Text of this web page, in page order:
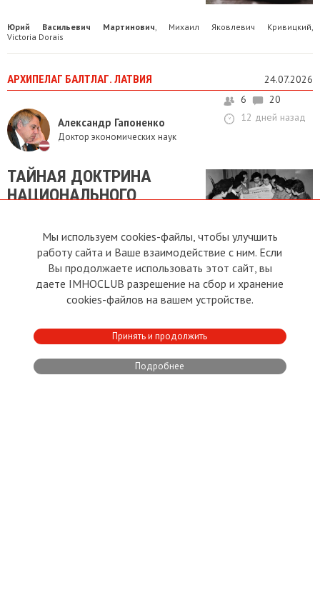
Юрий Васильевич Мартинович, Михаил Яковлевич Кривицкий,
Victoria Dorais
АРХИПЕЛАГ БАЛТЛАГ. ЛАТВИЯ 24.07.2026
Александр Гапоненко
Доктор экономических наук
6
20
12 дней назад
ТАЙНАЯ ДОКТРИНА
НАЦИОНАЛЬНОГО
Постсоветских стран
Леонид Радченко Сергей Леонидов , Владимир Иванов
Ярослав
Александрович Русаков,Kęstutis Čeponis,Victoria Dorais
Тени Прибалтики
3
8
Мы используем cookies-файлы, чтобы улучшить
работу сайта и Ваше взаимодействие с ним. Если
Вы продолжаете использовать этот сайт, вы
даете IMHOCLUB разрешение на сбор и хранение
cookies-файлов на вашем устройстве.
Принять и продолжить
Подробнее